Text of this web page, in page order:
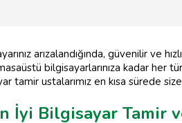
arızalandığında, güvenilir ve
bilgisayarlarınıza kadar her
tamir ustalarımız en kısa sürede
İyi Bilgisayar Tamir